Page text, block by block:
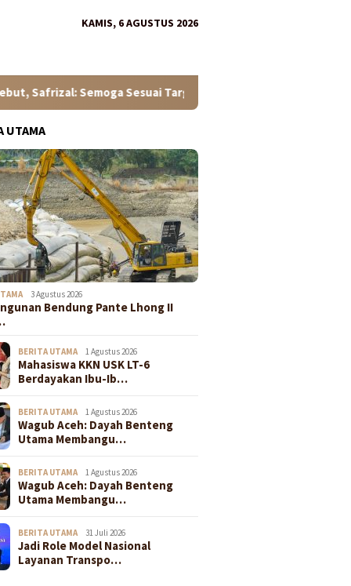
KAMIS, 6 AGUSTUS 2026
Semoga Sesuai Target Mahasiswa KKN USK LT-6
UTAMA
3 Agustus 2026
Bendung Pante Lhong II
BERITA UTAMA 1 Agustus 2026
Mahasiswa KKN USK LT-6
Berdayakan Ibu-Ib…
BERITA UTAMA 1 Agustus 2026
Wagub Aceh: Dayah Benteng
Utama Membangu…
BERITA UTAMA 1 Agustus 2026
Wagub Aceh: Dayah Benteng
Utama Membangu…
BERITA UTAMA 31 Juli 2026
Jadi Role Model Nasional
Layanan Transpo…